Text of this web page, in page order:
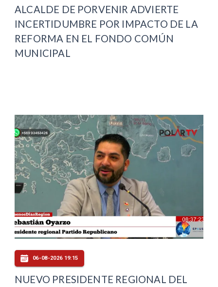
ALCALDE DE PORVENIR ADVIERTE
INCERTIDUMBRE POR IMPACTO DE LA
REFORMA EN EL FONDO COMÚN
MUNICIPAL
06-08-2026 19:15
NUEVO PRESIDENTE REGIONAL DEL